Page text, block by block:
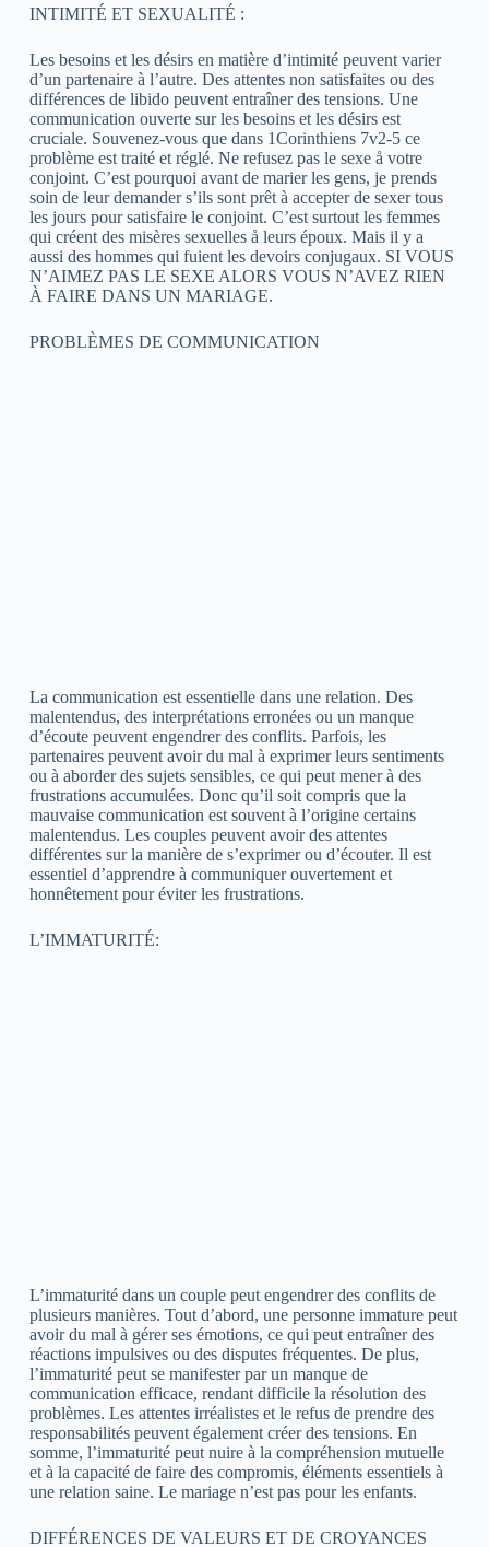
INTIMITÉ ET SEXUALITÉ :
Les besoins et les désirs en matière d’intimité peuvent varier
d’un partenaire à l’autre. Des attentes non satisfaites ou des
différences de libido peuvent entraîner des tensions. Une
communication ouverte sur les besoins et les désirs est
cruciale. Souvenez-vous que dans 1Corinthiens 7v2-5 ce
problème est traité et réglé. Ne refusez pas le sexe å votre
conjoint. C’est pourquoi avant de marier les gens, je prends
soin de leur demander s’ils sont prêt à accepter de sexer tous
les jours pour satisfaire le conjoint. C’est surtout les femmes
qui créent des misères sexuelles å leurs époux. Mais il y a
aussi des hommes qui fuient les devoirs conjugaux. SI VOUS
N’AIMEZ PAS LE SEXE ALORS VOUS N’AVEZ RIEN
À FAIRE DANS UN MARIAGE.
PROBLÈMES DE COMMUNICATION
La communication est essentielle dans une relation. Des
malentendus, des interprétations erronées ou un manque
d’écoute peuvent engendrer des conflits. Parfois, les
partenaires peuvent avoir du mal à exprimer leurs sentiments
ou à aborder des sujets sensibles, ce qui peut mener à des
frustrations accumulées. Donc qu’il soit compris que la
mauvaise communication est souvent à l’origine certains
malentendus. Les couples peuvent avoir des attentes
différentes sur la manière de s’exprimer ou d’écouter. Il est
essentiel d’apprendre à communiquer ouvertement et
honnêtement pour éviter les frustrations.
L’IMMATURITÉ:
L’immaturité dans un couple peut engendrer des conflits de
plusieurs manières. Tout d’abord, une personne immature peut
avoir du mal à gérer ses émotions, ce qui peut entraîner des
réactions impulsives ou des disputes fréquentes. De plus,
l’immaturité peut se manifester par un manque de
communication efficace, rendant difficile la résolution des
problèmes. Les attentes irréalistes et le refus de prendre des
responsabilités peuvent également créer des tensions. En
somme, l’immaturité peut nuire à la compréhension mutuelle
et à la capacité de faire des compromis, éléments essentiels à
une relation saine. Le mariage n’est pas pour les enfants.
DIFFÉRENCES DE VALEURS ET DE CROYANCES